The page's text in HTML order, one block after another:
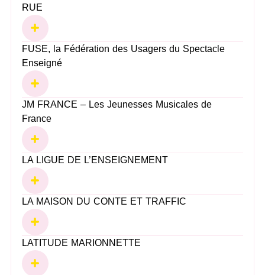
RUE
FUSE, la Fédération des Usagers du Spectacle
Enseigné
JM FRANCE – Les Jeunesses Musicales de
France
LA LIGUE DE L’ENSEIGNEMENT
LA MAISON DU CONTE ET TRAFFIC
LATITUDE MARIONNETTE